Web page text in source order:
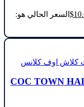
$ السعر الحالي هو:
كلاش اوف كلانس
COC TOWN